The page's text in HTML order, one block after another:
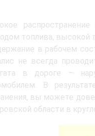
топлива, высокой
в рабочем
не всегда
в дороге –
В
вы можете
области в